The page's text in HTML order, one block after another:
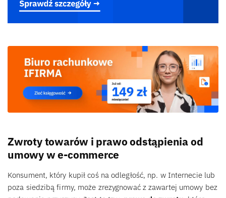
Zwroty towarów i prawo odstąpienia od
umowy w e-commerce
Konsument, który kupił coś na odległość, np. w Internecie lub
poza siedzibą firmy, może zrezygnować z zawartej umowy bez